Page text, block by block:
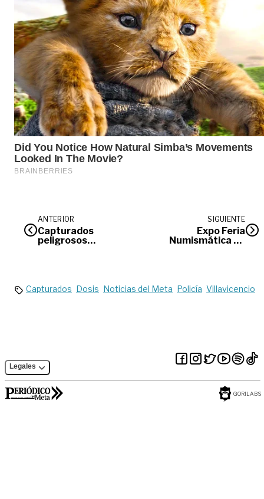
ANTERIOR
Capturados
peligrosos
SIGUIENTE
Expo Feria
Numismática en
Capturados Dosis Noticias del Meta Policía Villavicencio
Legales
GORILABS